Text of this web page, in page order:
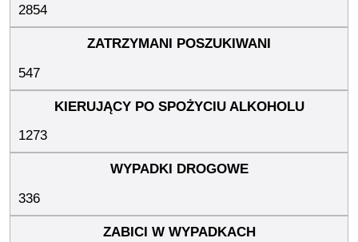
2854
547
1273
336